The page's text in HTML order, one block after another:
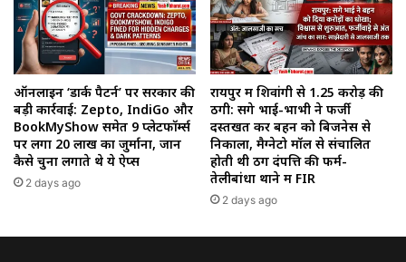
ऑनलाइन ‘डार्क पैटर्न’ पर सरकार की
बड़ी कार्रवाई: Zepto, IndiGo और
BookMyShow समेत 9 प्लेटफॉर्म्स
पर लगा 20 लाख का जुर्माना, जानें
कैसे चुना लगाते थे ये ऐप्स
2 days ago
रायपुर में शिवांगी से 1.25 करोड़ की
ठगी: सगे भाई-भाभी ने फर्जी
दस्तखत कर बहन को बिजनेस से
निकाला, मैग्नेटो मॉल से संचालित
होती थी ठग दंपत्ति की फर्म-
तेलीबांधा थाने में FIR
2 days ago